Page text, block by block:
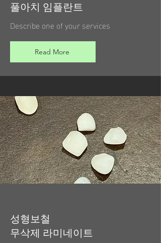
​풀아치 임플란트
Describe one of your services
Read More
성형보철
무삭제 라미네이트